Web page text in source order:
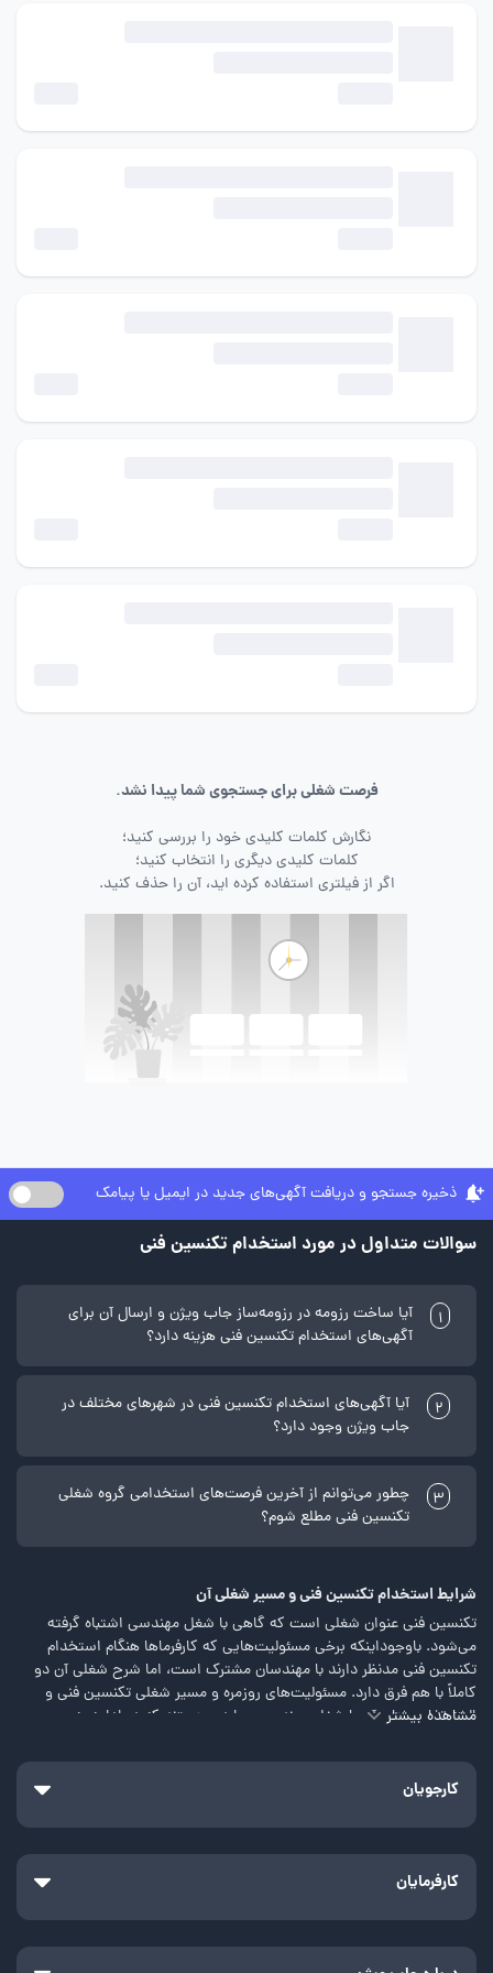
فرصت شغلی برای جستجوی شما پیدا نشد.
نگارش کلمات کلیدی خود را بررسی کنید؛
کلمات کلیدی دیگری را انتخاب کنید؛
اگر از فیلتری استفاده کرده اید، آن را حذف کنید.
ذخیره جستجو و دریافت آگهی‌های جدید در ایمیل یا پیامک
سوالات متداول در مورد استخدام تکنسین فنی
1
آیا ساخت رزومه در رزومه‌ساز جاب ویژن و ارسال آن برای
آگهی‌های استخدام تکنسین فنی هزینه دارد؟
2
آیا آگهی‌های استخدام تکنسین فنی در شهرهای مختلف در
جاب ویژن وجود دارد؟
3
چطور می‌توانم از آخرین فرصت‌های استخدامی گروه شغلی
تکنسین فنی مطلع شوم؟
شرایط استخدام تکنسین فنی و مسیر شغلی آن
تکنسین فنی عنوان شغلی است که گاهی با شغل مهندسی اشتباه گرفته
می‌شود. باوجوداینکه برخی مسئولیت‌هایی که کارفرماها هنگام استخدام
تکنسین فنی مدنظر دارند با مهندسان مشترک است، اما شرح شغلی آن دو
کاملاً با هم فرق دارد. مسئولیت‌های روزمره و مسیر شغلی تکنسین فنی و
البته تفاوت‌های آن با شغل مهندسی مواردی هستند که در ادامه به بررسی
تکنسین فنی چیست؟
فعالیت‌های تشخیصی و تست‌های مکانیکی را به عهده دارد. تکنسین‌ها در
صنایع مختلفی فعالیت می‌کنند: از صنعت تجهیزات پزشکی گرفته تا
واحدهای تولیدی و کارخانه‌ها. بسته به حوزه فعالیت، یک تکنسین ممکن
تکنسین‌های فنی معمولاً در مشاغل مهندسی فعالیت می‌کنند. به همین دلیل
است که اغلب افراد این شغل را از برخی جهات مشابه مشاغل مهندسی
مشاهده بیشتر
کارجویان
کارفرمایان